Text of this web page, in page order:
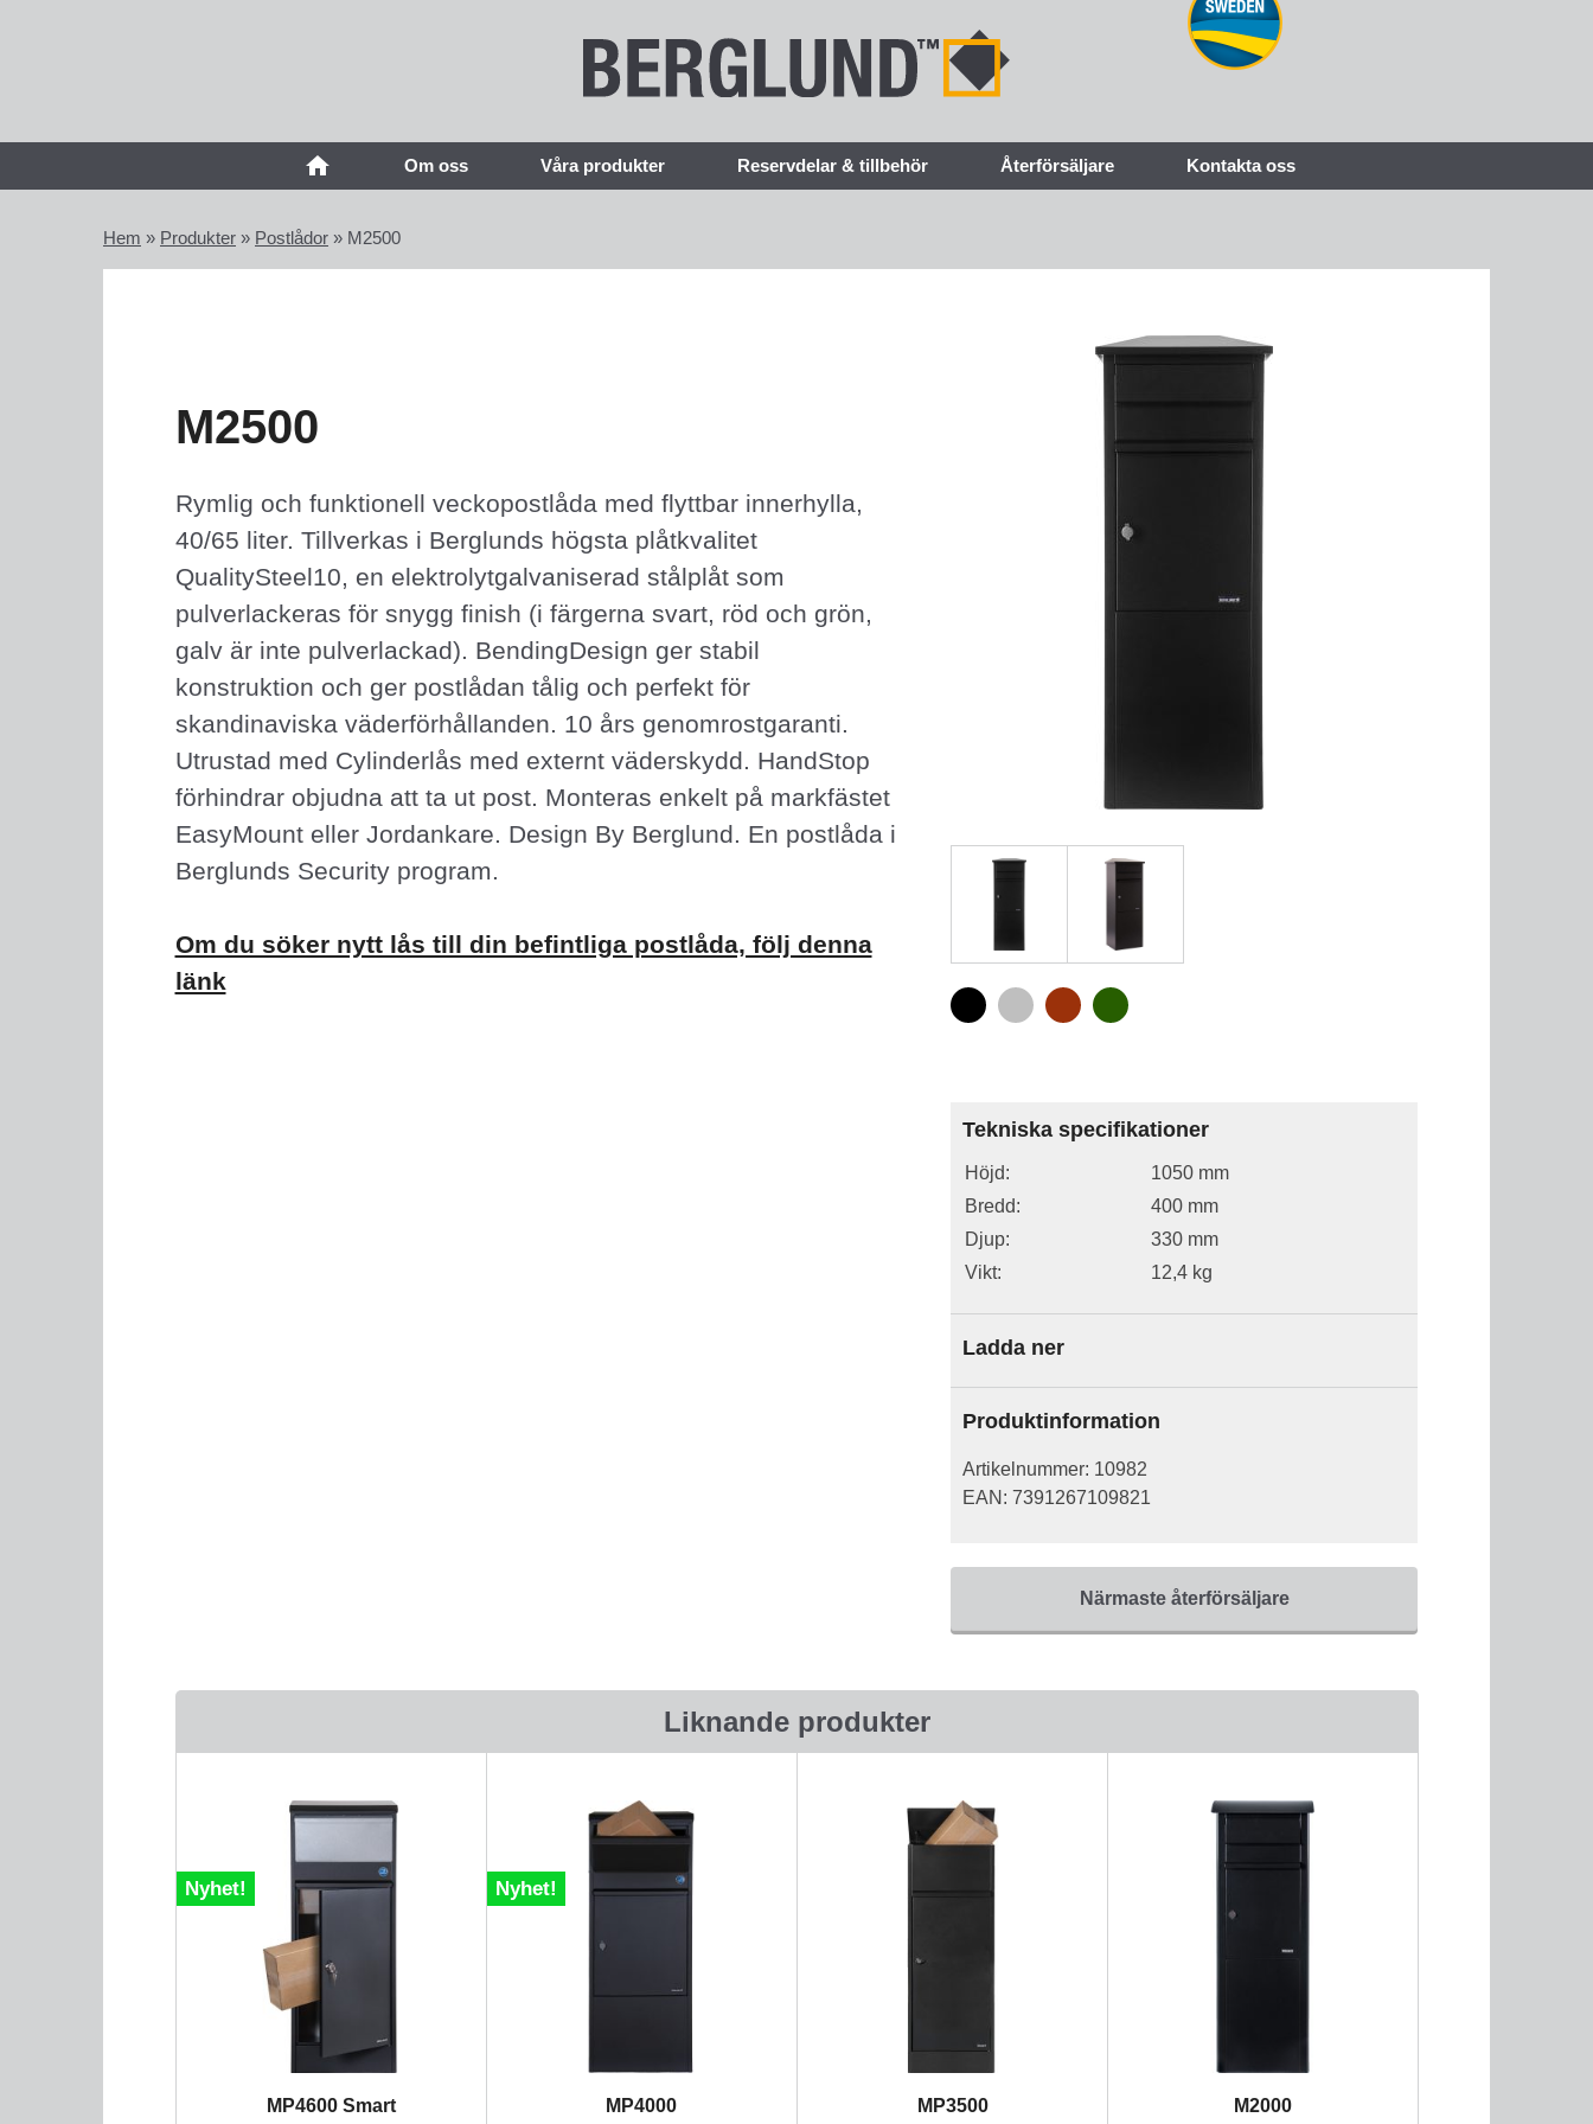
Om oss Våra produkter Reservdelar & tillbehör Återförsäljare Kontakta oss
Hem » Produkter » Postlådor » M2500
M2500
Rymlig och funktionell veckopostlåda med flyttbar innerhylla,
40/65 liter. Tillverkas i Berglunds högsta plåtkvalitet
QualitySteel10, en elektrolytgalvaniserad stålplåt som
pulverlackeras för snygg finish (i färgerna svart, röd och grön,
galv är inte pulverlackad). BendingDesign ger stabil
konstruktion och ger postlådan tålig och perfekt för
skandinaviska väderförhållanden. 10 års genomrostgaranti.
Utrustad med Cylinderlås med externt väderskydd. HandStop
förhindrar objudna att ta ut post. Monteras enkelt på markfästet
EasyMount eller Jordankare. Design By Berglund. En postlåda i
Berglunds Security program.
Om du söker nytt lås till din befintliga postlåda, följ denna
länk
Tekniska specifikationer
Höjd:
1050 mm
Bredd:
400 mm
Djup:
330 mm
Vikt:
12,4 kg
Ladda ner
Produktinformation
Artikelnummer: 10982
EAN:7391267109821
Närmaste återförsäljare
Liknande produkter
MP4600 Smart
Nyhet!
MP4000
Nyhet!
MP3500 M2000